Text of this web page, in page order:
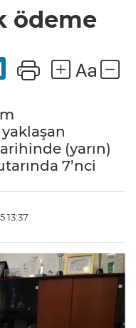
ödeme
(yarın)
7’nci
13:37